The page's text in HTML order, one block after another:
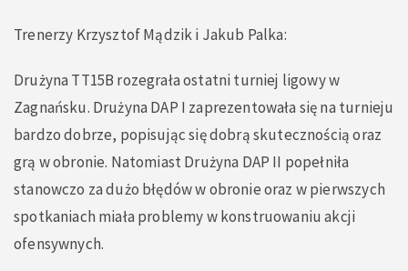
Trenerzy Krzysztof Mądzik i Jakub Palka:
Drużyna TT15B rozegrała ostatni turniej ligowy w
Zagnańsku. Drużyna DAP I zaprezentowała się na turnieju
bardzo dobrze, popisując się dobrą skutecznością oraz
grą w obronie. Natomiast Drużyna DAP II popełniła
stanowczo za dużo błędów w obronie oraz w pierwszych
spotkaniach miała problemy w konstruowaniu akcji
ofensywnych.